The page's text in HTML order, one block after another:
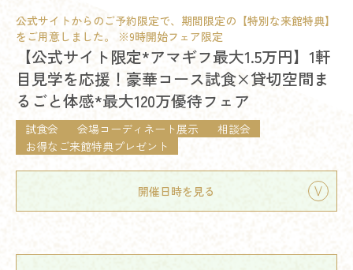
公式サイトからのご予約限定で、期間限定の【特別な来館特典】
をご用意しました。 ※9時開始フェア限定
【公式サイト限定*アマギフ最大1.5万円】1軒
目見学を応援！豪華コース試食×貸切空間ま
るごと体感*最大120万優待フェア
試食会 会場コーディネート展示
相談会
お得なご来館特典プレゼント
開催日時を見る